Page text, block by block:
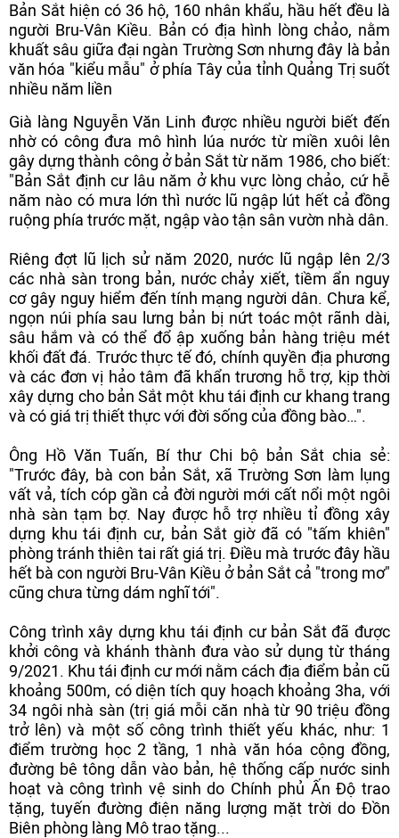
Bản Sắt hiện có 36 hộ, 160 nhân khẩu, hầu hết đều là
người Bru-Vân Kiều. Bản có địa hình lòng chảo, nằm
khuất sâu giữa đại ngàn Trường Sơn nhưng đây là bản
văn hóa "kiểu mẫu" ở phía Tây của tỉnh Quảng Trị suốt
nhiều năm liền
Già làng Nguyễn Văn Linh được nhiều người biết đến
nhờ có công đưa mô hình lúa nước từ miền xuôi lên
gây dựng thành công ở bản Sắt từ năm 1986, cho biết:
"Bản Sắt định cư lâu năm ở khu vực lòng chảo, cứ hễ
năm nào có mưa lớn thì nước lũ ngập lút hết cả đồng
ruộng phía trước mặt, ngập vào tận sân vườn nhà dân.
Riêng đợt lũ lịch sử năm 2020, nước lũ ngập lên 2/3
các nhà sàn trong bản, nước chảy xiết, tiềm ẩn nguy
cơ gây nguy hiểm đến tính mạng người dân. Chưa kể,
ngọn núi phía sau lưng bản bị nứt toác một rãnh dài,
sâu hắm và có thể đổ ập xuống bản hàng triệu mét
khối đất đá. Trước thực tế đó, chính quyền địa phương
và các đơn vị hảo tâm đã khẩn trương hỗ trợ, kịp thời
xây dựng cho bản Sắt một khu tái định cư khang trang
và có giá trị thiết thực với đời sống của đồng bào…".
Ông Hồ Văn Tuấn, Bí thư Chi bộ bản Sắt chia sẻ:
"Trước đây, bà con bản Sắt, xã Trường Sơn làm lụng
vất vả, tích cóp gần cả đời người mới cất nổi một ngôi
nhà sàn tạm bợ. Nay được hỗ trợ nhiều tỉ đồng xây
dựng khu tái định cư, bản Sắt giờ đã có "tấm khiên"
phòng tránh thiên tai rất giá trị. Điều mà trước đây hầu
hết bà con người Bru-Vân Kiều ở bản Sắt cả "trong mơ"
cũng chưa từng dám nghĩ tới".
Công trình xây dựng khu tái định cư bản Sắt đã được
khởi công và khánh thành đưa vào sử dụng từ tháng
9/2021. Khu tái định cư mới nằm cách địa điểm bản cũ
khoảng 500m, có diện tích quy hoạch khoảng 3ha, với
34 ngôi nhà sàn (trị giá mỗi căn nhà từ 90 triệu đồng
trở lên) và một số công trình thiết yếu khác, như: 1
điểm trường học 2 tầng, 1 nhà văn hóa cộng đồng,
đường bê tông dẫn vào bản, hệ thống cấp nước sinh
hoạt và công trình vệ sinh do Chính phủ Ấn Độ trao
tặng, tuyến đường điện năng lượng mặt trời do Đồn
Biên phòng làng Mô trao tặng...